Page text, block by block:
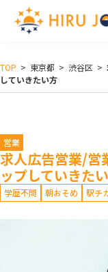
TOP > 東京都 > 渋谷区 >
していきたい方
営業
求人広告営業/営
ップしていきた
学歴不問 朝おそめ 駅チ